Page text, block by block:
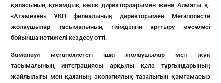
қаласының қоғамдық көлік директорларымен және Алматы қ.
«Атамекен» ҰКП филиалының директорымен Мегаполисте
жолаушылар тасымалының тиімділігін арттыру мәселесі
бойынша нәтижелі кездесу өтті.
Заманауи мегаполистегі ішкі жолаушылар мен жүк
тасымалының интеграциясы арқылы қала тұрғындарының
жайлылығы мен қаланың экологиялық тазалығын қамтамасыз